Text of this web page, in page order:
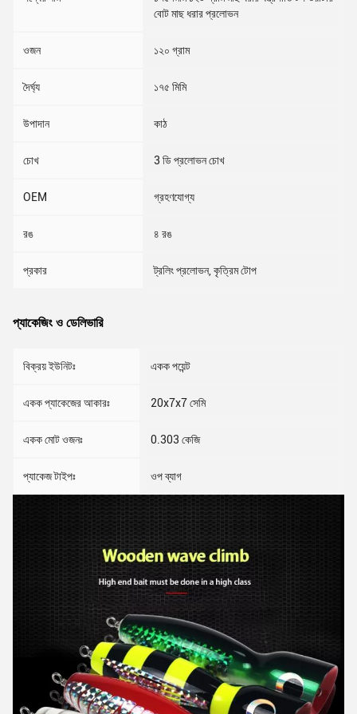
বোট মাছ ধরার প্রলোভন
ওজন ১২০ গ্রাম
দৈর্ঘ্য ১৭৫ মিমি
উপাদান কাঠ
চোখ 3 ডি প্রলোভন চোখ
OEM গ্রহণযোগ্য
রঙ ৪ রঙ
প্রকার ট্রলিং প্রলোভন, কৃত্রিম টোপ
প্যাকেজিং ও ডেলিভারি
বিক্রয় ইউনিটঃ একক পয়েন্ট
একক প্যাকেজের আকারঃ 20x7x7 সেমি
একক মোট ওজনঃ 0.303 কেজি
প্যাকেজ টাইপঃ ওপ ব্যাগ